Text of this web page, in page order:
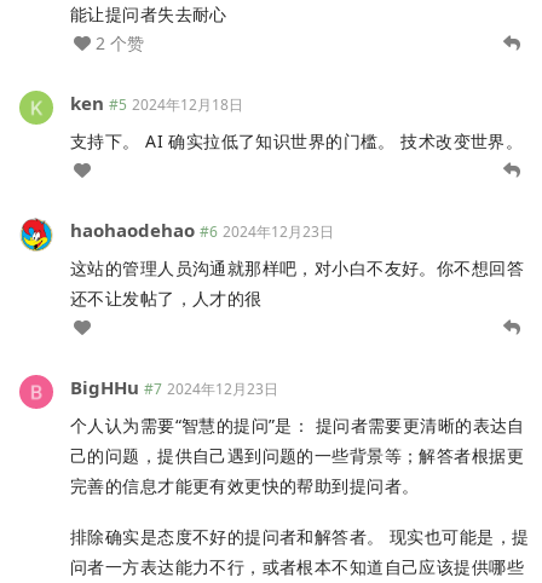
能让提问者失去耐心
2 个赞
ken #5 2024年12月18日
支持下。 AI 确实拉低了知识世界的门槛。 技术改变世界。
haohaodehao #6 2024年12月23日
这站的管理人员沟通就那样吧，对小白不友好。你不想回答
还不让发帖了，人才的很
BigHHu #7 2024年12月23日
个人认为需要“智慧的提问”是： 提问者需要更清晰的表达自
己的问题，提供自己遇到问题的一些背景等；解答者根据更
完善的信息才能更有效更快的帮助到提问者。
排除确实是态度不好的提问者和解答者。 现实也可能是，提
问者一方表达能力不行，或者根本不知道自己应该提供哪些